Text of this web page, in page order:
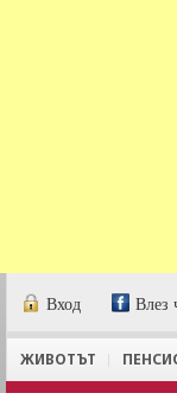
Вход Влез
ЖИВОТЪТ